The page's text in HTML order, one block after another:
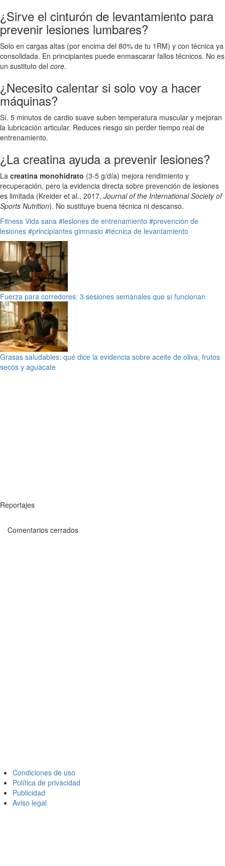
¿Sirve el cinturón de levantamiento para
prevenir lesiones lumbares?
Solo en cargas altas (por encima del 80% de tu 1RM) y con técnica ya
consolidada. En principiantes puede enmascarar fallos técnicos. No es
un sustituto del core.
¿Necesito calentar si solo voy a hacer
máquinas?
Sí. 5 minutos de cardio suave suben temperatura muscular y mejoran
la lubricación articular. Reduces riesgo sin perder tiempo real de
entrenamiento.
¿La creatina ayuda a prevenir lesiones?
La creatina monohidrato (3-5 g/día) mejora rendimiento y
recuperación, pero la evidencia directa sobre prevención de lesiones
es limitada (Kreider et al., 2017, Journal of the International Society of
Sports Nutrition). No sustituye buena técnica ni descanso.
Fitness Vida sana #lesiones de entrenamiento #prevención de
lesiones #principiantes gimnasio #técnica de levantamiento
Fuerza para corredores: 3 sesiones semanales que sí funcionan
Grasas saludables: qué dice la evidencia sobre aceite de oliva, frutos
secos y aguacate
Reportajes
Comentarios cerrados
Condiciones de uso
Política de privacidad
Publicidad
Aviso legal